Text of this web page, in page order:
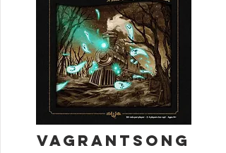
Vagrantsong